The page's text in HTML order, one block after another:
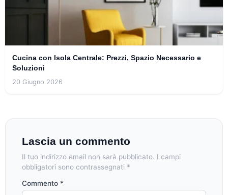
Cucina con Isola Centrale: Prezzi, Spazio Necessario e
Soluzioni
20 Giugno 2026
Lascia un commento
Il tuo indirizzo email non sarà pubblicato. I campi
obbligatori sono contrassegnati *
Commento *